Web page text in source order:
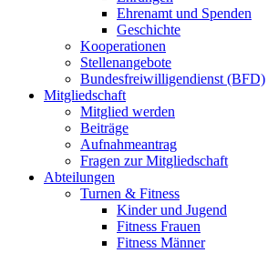
Ehrenamt und Spenden
Geschichte
Kooperationen
Stellenangebote
Bundesfreiwilligendienst (BFD)
Mitgliedschaft
Mitglied werden
Beiträge
Aufnahmeantrag
Fragen zur Mitgliedschaft
Abteilungen
Turnen & Fitness
Kinder und Jugend
Fitness Frauen
Fitness Männer